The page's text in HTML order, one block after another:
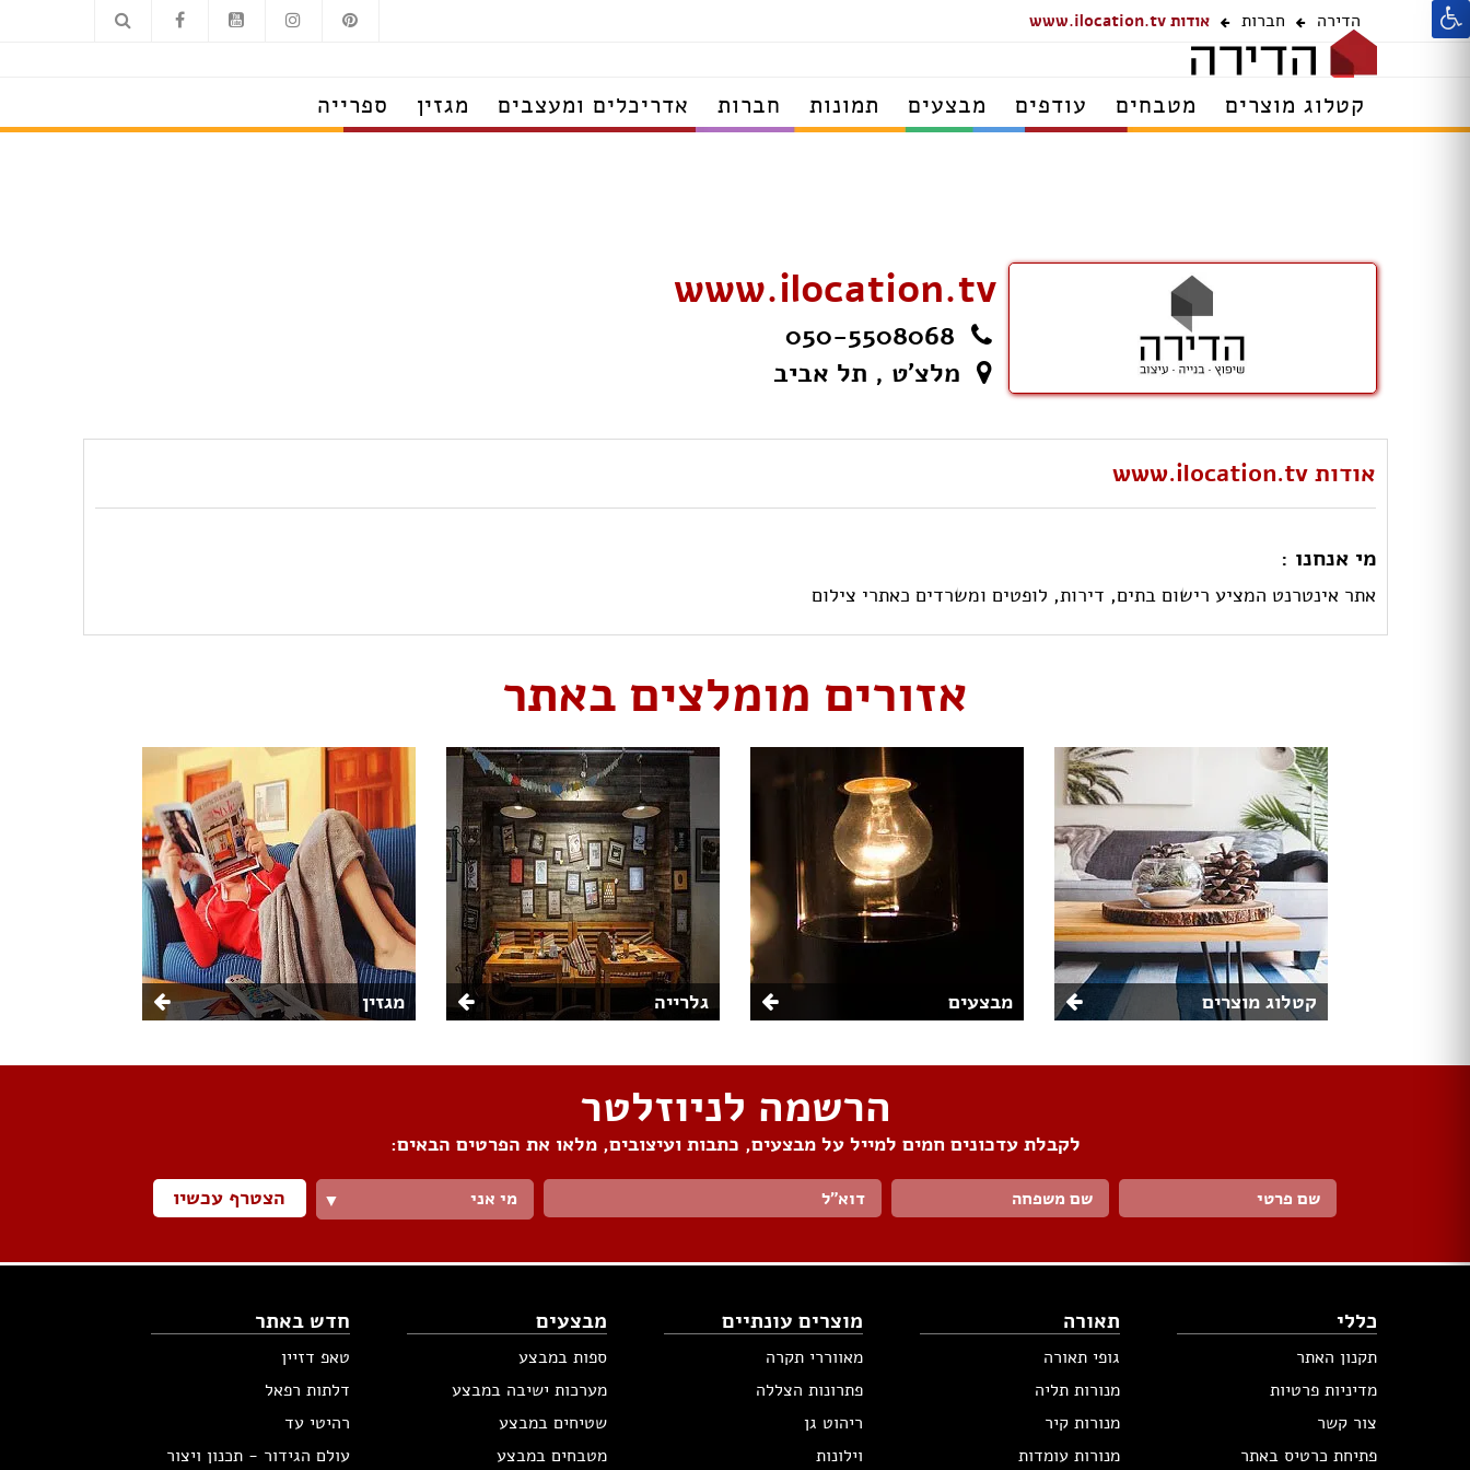
הדירה חברות אודות www.ilocation.tv
קטלוג מוצרים מטבחים עודפים מבצעים תמונות חברות אדריכלים ומעצבים מגזין ספרייה
www.ilocation.tv
050-5508068
מלצ'ט , תל אביב
אודות www.ilocation.tv
מי אנחנו :
אתר אינטרנט המציע רישום בתים, דירות, לופטים ומשרדים כאתרי צילום
אזורים מומלצים באתר
קטלוג מוצרים מבצעים גלרייה מגזין
הרשמה לניוזלטר
לקבלת עדכונים חמים למייל על מבצעים, כתבות ועיצובים, מלאו את הפרטים הבאים:
מי אני ▼ הצטרף עכשיו
כללי
תקנון האתר
מדיניות פרטיות
צור קשר
פתיחת כרטיס באתר
תאורה
גופי תאורה
מנורות תליה
מנורות קיר
מנורות עומדות
מוצרים עונתיים
מאווררי תקרה
פתרונות הצללה
ריהוט גן
וילונות
מבצעים
ספות במבצע
מערכות ישיבה במבצע
שטיחים במבצע
מטבחים במבצע
חדש באתר
טאפ דזיין
דלתות רפאל
רהיטי עד
עולם הגידור - תכנון ויצור